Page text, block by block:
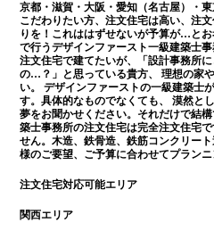
京都・滋賀・大阪・愛知（名古屋）・
こだわりたい方、注文住宅は高い、注
りを！これははずせないが予算が…と
で行うデザインファースト一級建築士事
注文住宅で建てたいが、「設計事務所
の…？」と思っている貴方、 理想の家
い。 デザインファーストの一級建築士
す。具体的なものでなくても、 漠然と
夢をお聞かせください。それだけで結
築士事務所の注文住宅は完全注文住宅
せん。木造、鉄骨造、鉄筋コンクリー
様のご要望、ご予算に合わせてプランニ
注文住宅対応可能エリア
関西エリア